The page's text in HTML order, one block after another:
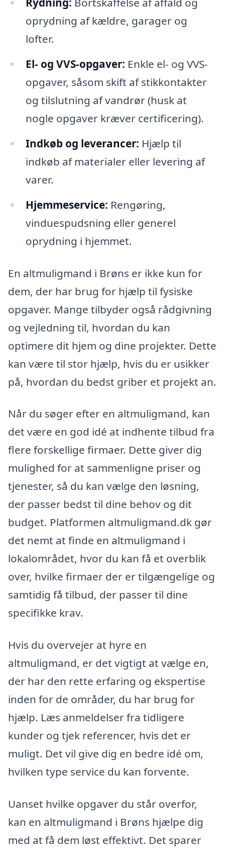
oprydning af kældre, garager og
lofter.
El- og VVS-opgaver: Enkle el- og VVS-
opgaver, såsom skift af stikkontakter
og tilslutning af vandrør (husk at
nogle opgaver kræver certificering).
Indkøb og leverancer: Hjælp til
indkøb af materialer eller levering af
varer.
Hjemmeservice: Rengøring,
vinduespudsning eller generel
oprydning i hjemmet.
En altmuligmand i Brøns er ikke kun for
dem, der har brug for hjælp til fysiske
opgaver. Mange tilbyder også rådgivning
og vejledning til, hvordan du kan
optimere dit hjem og dine projekter. Dette
kan være til stor hjælp, hvis du er usikker
på, hvordan du bedst griber et projekt an.
Når du søger efter en altmuligmand, kan
det være en god idé at indhente tilbud fra
flere forskellige firmaer. Dette giver dig
mulighed for at sammenligne priser og
tjenester, så du kan vælge den løsning,
der passer bedst til dine behov og dit
budget. Platformen altmuligmand.dk gør
det nemt at finde en altmuligmand i
lokalområdet, hvor du kan få et overblik
over, hvilke firmaer der er tilgængelige og
samtidig få tilbud, der passer til dine
specifikke krav.
Hvis du overvejer at hyre en
altmuligmand, er det vigtigt at vælge en,
der har den rette erfaring og ekspertise
inden for de områder, du har brug for
hjælp. Læs anmeldelser fra tidligere
kunder og tjek referencer, hvis det er
muligt. Det vil give dig en bedre idé om,
hvilken type service du kan forvente.
Uanset hvilke opgaver du står overfor,
kan en altmuligmand i Brøns hjælpe dig
med at få dem løst effektivt. Det sparer